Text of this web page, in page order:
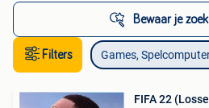
Bewaar je
Filters Games,
FIFA 22